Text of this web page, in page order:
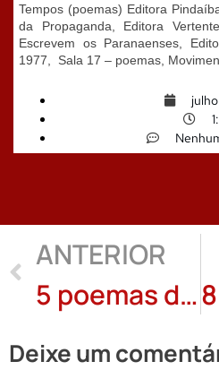
Tempos (poemas) Editora
da Propaganda, Editora
Escrevem os Paranaenses,
1977, Sala 17 – poemas,
ANTERIOR
5 poemas de “Fronteiras” de Jandira Zanchi
Deixe um